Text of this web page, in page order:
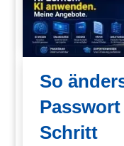
So
Schritt